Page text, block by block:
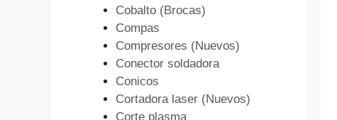
Cobalto (Brocas)
Compas
Compresores (Nuevos)
Conector soldadora
Conicos
Cortadora laser (Nuevos)
Corte plasma